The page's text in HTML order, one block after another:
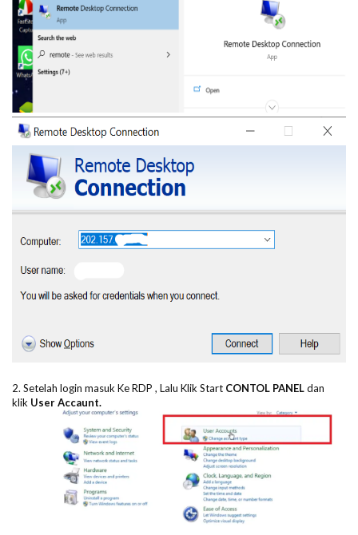
2. Setelah login masuk Ke RDP , Lalu Klik Start CONTOL PANELdan
klik User Accaunt.